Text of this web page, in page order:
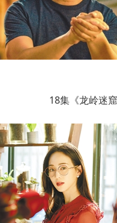
18集《龙岭迷窟